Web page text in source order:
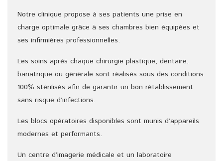
Notre clinique propose à ses patients une prise en
charge optimale grâce à ses chambres bien équipées et
ses infirmières professionnelles.
Les soins après chaque chirurgie plastique, dentaire,
bariatrique ou générale sont réalisés sous des conditions
100% stérilisés afin de garantir un bon rétablissement
sans risque d’infections.
Les blocs opératoires disponibles sont munis d’appareils
modernes et performants.
Un centre d’imagerie médicale et un laboratoire